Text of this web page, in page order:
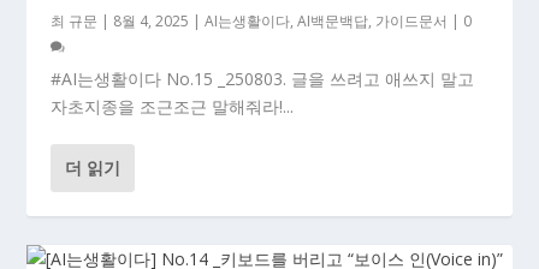
최 규문 | 8월 4, 2025 |AI는생활이다,AI백문백답, 가이드문서 | 0
#AI는생활이다 No.15 _250803. 글을 쓰려고 애쓰지 말고
자초지종을 조근조근 말해줘라!...
더 읽기